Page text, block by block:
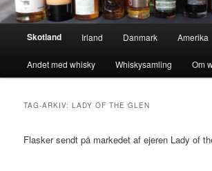
Hovedmenu
Skotland Irland Danmark Amerika
Andet med whisky Whiskysamling Om
TAG-ARKIV:LADY OF THE GLEN
Flasker sendt på markedet af ejeren Lady of